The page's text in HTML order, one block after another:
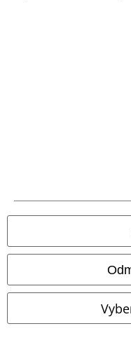
Získajte 15% zľavový
Týmto súhlasím so
E.M.P. Merchandising mbH